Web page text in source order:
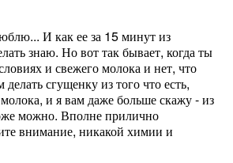
И как ее за 15 минут из
знаю. Но вот так бывает, когда ты
и свежего молока и нет, что
делать сгущенку из того что есть,
и я вам даже больше скажу - из
можно. Вполне прилично
внимание, никакой химии и